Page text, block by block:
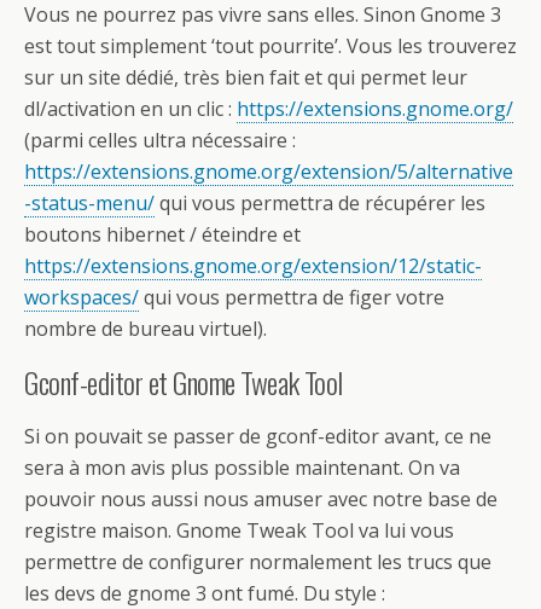
Vous ne pourrez pas vivre sans elles. Sinon Gnome 3
est tout simplement ‘tout pourrite’. Vous les trouverez
sur un site dédié, très bien fait et qui permet leur
dl/activation en un clic : https://extensions.gnome.org/
(parmi celles ultra nécessaire :
https://extensions.gnome.org/extension/5/alternative
-status-menu/qui vous permettra de récupérer les
boutons hibernet / éteindre et
https://extensions.gnome.org/extension/12/static-
workspaces/qui vous permettra de figer votre
nombre de bureau virtuel).
Gconf-editor et Gnome Tweak Tool
Si on pouvait se passer de gconf-editor avant, ce ne
sera à mon avis plus possible maintenant. On va
pouvoir nous aussi nous amuser avec notre base de
registre maison. Gnome Tweak Tool va lui vous
permettre de configurer normalement les trucs que
les devs de gnome 3 ont fumé. Du style :